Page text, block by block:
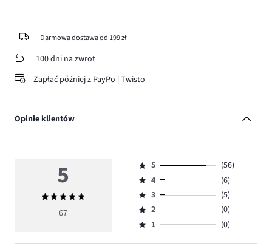
Darmowa dostawa od 199 zł
100 dni na zwrot
Zapłać później z PayPo | Twisto
Opinie klientów
5
Średnia
ocena
67
Ocena
5,
ilość
głosów
56.
5
(56)
Ocena
4,
ilość
głosów
4
(6)
Ocena
3,
ilość
3
(5)
Ocena
2,
2
(0)
Ocena
1,
1 (0)